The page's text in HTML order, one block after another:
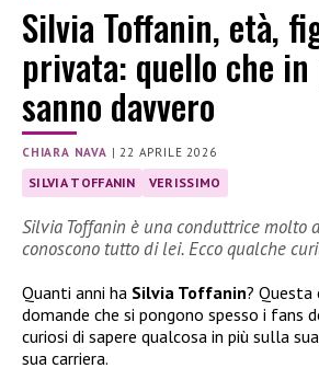
Silvia Toffanin, età,
privata: quello che
sanno davvero
CHIARA NAVA |22 APRILE 2026
SILVIA TOFFANIN VERISSIMO
Silvia Toffanin è una conduttrice molto
conoscono tutto di lei. Ecco qualche
Quanti anni ha Silvia Toffanin? Questa
domande che si pongono spesso i fans
curiosi di sapere qualcosa in più sulla
sua carriera.